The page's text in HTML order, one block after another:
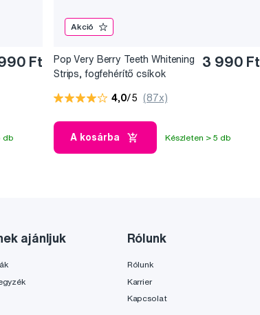
Ft
db
Akció
Pop Very Berry Teeth Whitening
Strips, fogfehérítő csíkok
3 990 Ft
4,0/5 (87x)
A kosárba Készleten > 5 db
ajánljuk Rólunk
Rólunk
Karrier
Kapcsolat